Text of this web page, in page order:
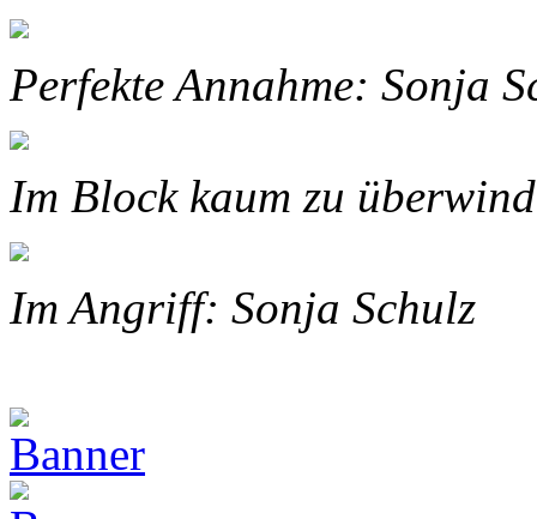
Perfekte Annahme: Sonja
Im Block kaum zu
Im Angriff: Sonja Schulz